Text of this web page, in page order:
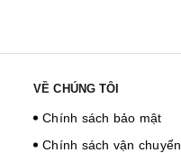
VỀ CHÚNG TÔI
Chính sách bảo mật
Chính sách vận chuyển